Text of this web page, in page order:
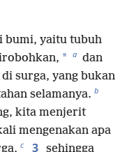
bumi, yaitu tubuh
* a dan
surga, yang bukan
selamanya. b
kita menjerit
mengenakan apa
c 3 sehingga